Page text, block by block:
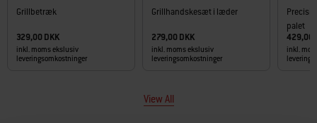
Grillbetræk
329,00 DKK
inkl. moms ekslusiv
leveringsomkostninger
Grillhandskesæt i læder
279,00 DKK
inkl. moms ekslusiv
leveringsomkostninger
palet
429,00
inkl.
View All